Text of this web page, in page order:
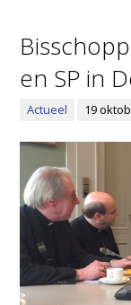
en SP in
Actueel 19